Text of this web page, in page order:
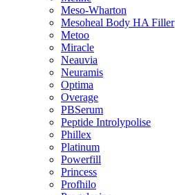
Meso-Wharton
Mesoheal Body HA Filler
Metoo
Miracle
Neauvia
Neuramis
Optima
Overage
PBSerum
Peptide Introlypolise
Phillex
Platinum
Powerfill
Princess
Profhilo